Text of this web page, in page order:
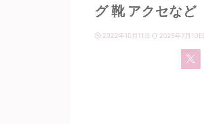
グ 靴 アクセなど
2022年10月11日 2025年7月10日